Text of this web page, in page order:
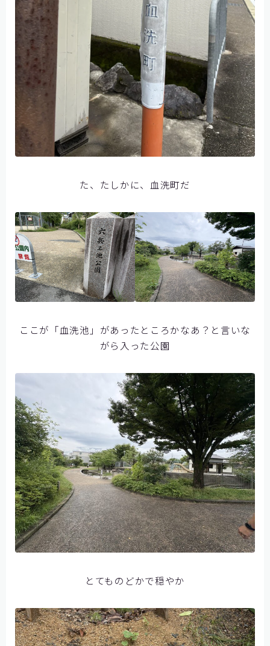
た、たしかに、血洗町だ
ここが「血洗池」があったところかなあ？と言いな
がら入った公園
とてものどかで穏やか